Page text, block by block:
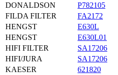
DONALDSON
P782105
FILDA FILTER
FA2172
HENGST
E630L
HENGST
E630L01
HIFI FILTER
SA17206
HIFI/JURA
SA17206
KAESER
621820